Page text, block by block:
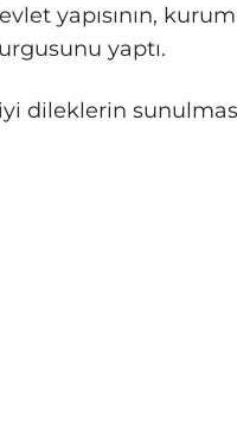
yapısının,
yaptı.
iyi dileklerin